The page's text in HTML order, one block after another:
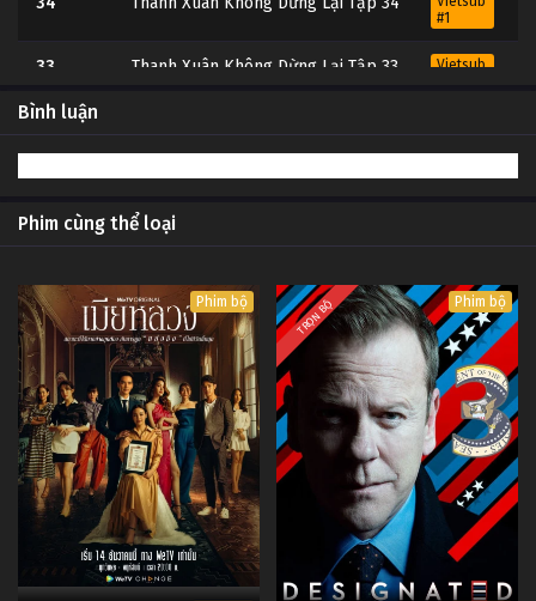
#1
33 Thanh Xuân Không Dừng Lại Tập 33
Vietsub
32 Thanh Xuân Không Dừng Lại Tập 32
29 Thanh Xuân Không Dừng Lại Tập 29
Vietsub
#1
28 Thanh Xuân Không Dừng Lại Tập 28
Vietsub
#1
27 Thanh Xuân Không Dừng Lại Tập 27
Vietsub
#1
26 Thanh Xuân Không Dừng Lại Tập 26
Vietsub
Bình luận
Phim cùng thể loại
Phim bộ TRỌN BỘ Phim bộ